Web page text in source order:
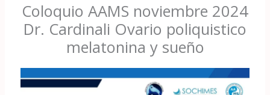
Coloquio AAMS noviembre 2024
Dr. Cardinali Ovario poliquistico
melatonina y sueño